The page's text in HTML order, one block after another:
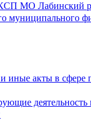
КСП МО Лабинский
муниципального
иные акты в сфере
деятельность